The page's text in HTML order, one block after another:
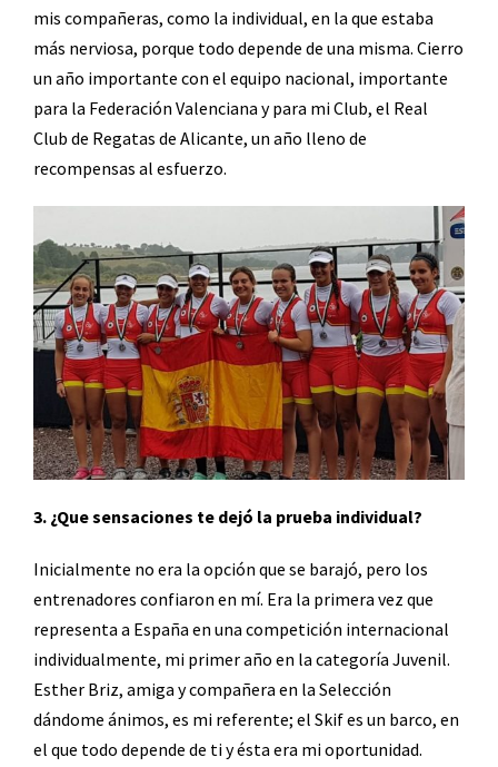
mis compañeras, como la individual, en la que estaba
más nerviosa, porque todo depende de una misma. Cierro
un año importante con el equipo nacional, importante
para la Federación Valenciana y para mi Club, el Real
Club de Regatas de Alicante, un año lleno de
recompensas al esfuerzo.
3. ¿Que sensaciones te dejó la prueba individual?
Inicialmente no era la opción que se barajó, pero los
entrenadores confiaron en mí. Era la primera vez que
representa a España en una competición internacional
individualmente, mi primer año en la categoría Juvenil.
Esther Briz, amiga y compañera en la Selección
dándome ánimos, es mi referente; el Skif es un barco, en
el que todo depende de ti y ésta era mi oportunidad.